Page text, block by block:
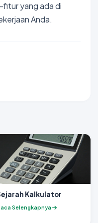
yang ada di
Anda.
Kalkulator
Selengkapnya